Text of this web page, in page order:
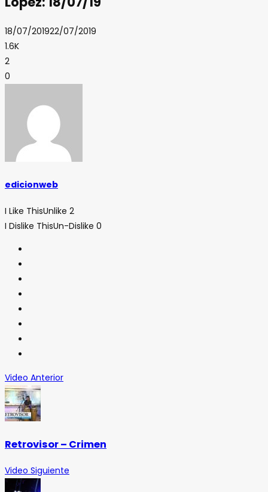
18/07/201922/07/2019
1.6K
2
0
edicionweb
I Like ThisUnlike 2
I Dislike ThisUn-Dislike 0
Video Anterior
Retrovisor – Crimen
Video Siguiente